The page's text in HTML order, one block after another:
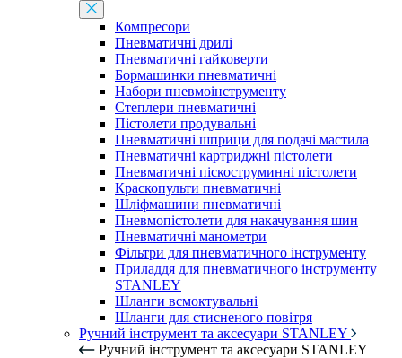
Компресори
Пневматичні дрилі
Пневматичні гайковерти
Бормашинки пневматичні
Набори пневмоінструменту
Степлери пневматичні
Пістолети продувальні
Пневматичні шприци для подачі мастила
Пневматичні картриджні пістолети
Пневматичні піскоструминні пістолети
Краскопульти пневматичні
Шліфмашини пневматичні
Пневмопістолети для накачування шин
Пневматичні манометри
Фільтри для пневматичного інструменту
Приладдя для пневматичного інструменту
STANLEY
Шланги всмоктувальні
Шланги для стисненого повітря
Ручний інструмент та аксесуари STANLEY
Ручний інструмент та аксесуари STANLEY